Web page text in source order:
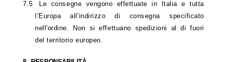
7.5
Le consegne vengono effettuate in Italia e tutta
l’Europa all'indirizzo di consegna specificato
nell'ordine. Non si effettuano spedizioni al di fuori
del territorio europeo.